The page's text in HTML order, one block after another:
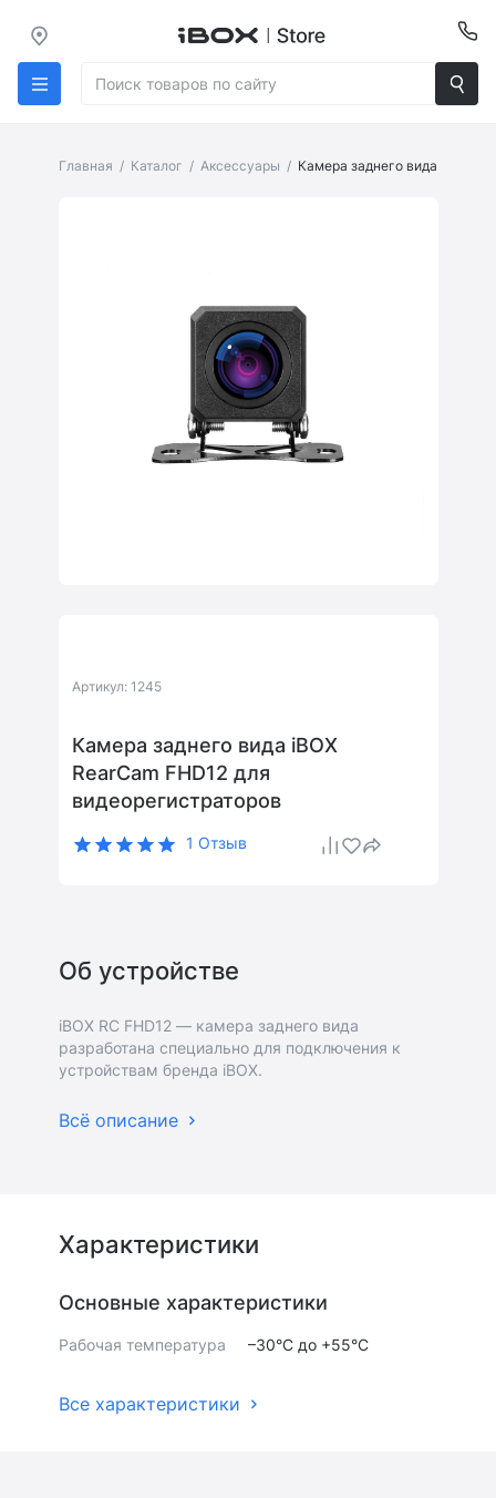
Главная Каталог Аксессуары Камера заднего вида iBOX
Артикул: 1245
Камера заднего вида iBOX
RearCam FHD12 для
видеорегистраторов
1 Отзыв
Об устройстве
iBOX RC FHD12 — камера заднего вида
разработана специально для подключения к
устройствам бренда iBOX.
Всё описание
Характеристики
Основные характеристики
Рабочая температура –30°С до +55°С
Все характеристики